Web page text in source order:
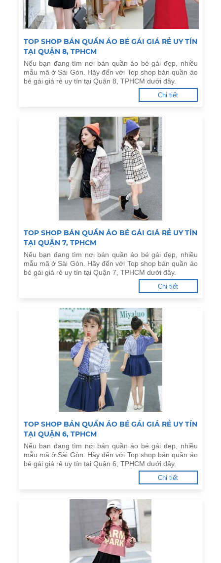
TOP SHOP BÁN QUẦN ÁO BÉ GÁI GIÁ RẺ UY TÍN
TẠI QUẬN 8, TPHCM
Nếu bạn đang tìm nơi bán quần áo bé gái đẹp, nhiều
mẫu mã ở Sài Gòn. Hãy đến với Top shop bán quần áo
bé gái giá rẻ uy tín tại Quận 8, TPHCM dưới đây.
Chi tiết
TOP SHOP BÁN QUẦN ÁO BÉ GÁI GIÁ RẺ UY TÍN
TẠI QUẬN 7, TPHCM
Nếu bạn đang tìm nơi bán quần áo bé gái đẹp, nhiều
mẫu mã ở Sài Gòn. Hãy đến với Top shop bán quần áo
bé gái giá rẻ uy tín tại Quận 7, TPHCM dưới đây.
Chi tiết
TOP SHOP BÁN QUẦN ÁO BÉ GÁI GIÁ RẺ UY TÍN
TẠI QUẬN 6, TPHCM
Nếu bạn đang tìm nơi bán quần áo bé gái đẹp, nhiều
mẫu mã ở Sài Gòn. Hãy đến với Top shop bán quần áo
bé gái giá rẻ uy tín tại Quận 6, TPHCM dưới đây.
Chi tiết